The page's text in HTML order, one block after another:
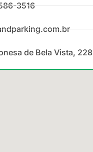
3516
de Bela Vista, 228